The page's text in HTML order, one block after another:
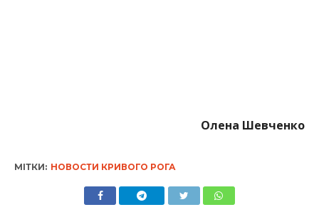
Олена Шевченко
МІТКИ: НОВОСТИ КРИВОГО РОГА